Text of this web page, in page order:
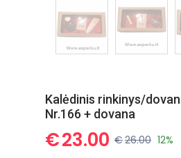
Kalėdinis rinkinys/
Nr.166 + dovana
€23.00 €26.00 12%